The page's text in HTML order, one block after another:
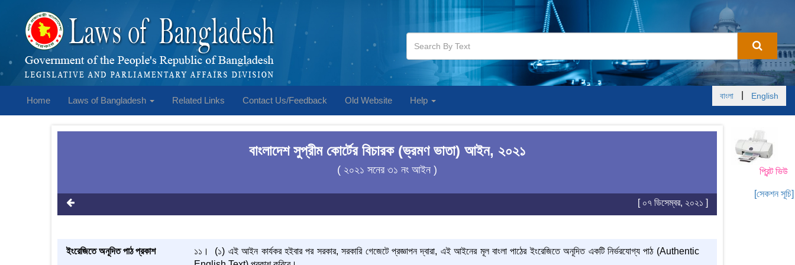
Home Laws of Bangladesh Related Links Contact Us/Feedback Old Website Help বাংলা English
প্রিন্ট ভিউ
[সেকশন সূচি]
বাংলাদেশ সুপ্রীম কোর্টের বিচারক (ভ্রমণ ভাতা) আইন, ২০২১
( ২০২১ সনের ৩১ নং আইন )
[ ০৭ ডিসেম্বর, ২০২১ ]
ইংরেজিতে অনূদিত পাঠ প্রকাশ
১১। (১) এই আইন কার্যকর হইবার পর সরকার, সরকারি গেজেটে প্রজ্ঞাপন দ্বারা, এই আইনের মূল বাংলা পাঠের ইংরেজিতে অনূদিত একটি নির্ভরযোগ্য পাঠ (Authentic